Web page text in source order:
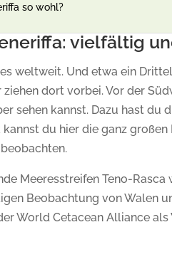
so wohl?
vielfältig
weltweit. Und etwa ein
dort vorbei. Vor der
sehen kannst. Dazu hast du
du hier die ganz
Meeresstreifen Teno-Rasca
Beobachtung von Walen
World Cetacean Alliance